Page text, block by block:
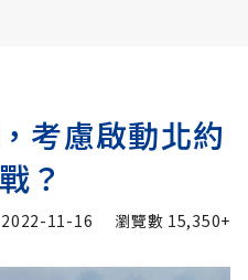
考慮啟動北約
？
2022-11-16 瀏覽數 15,350+